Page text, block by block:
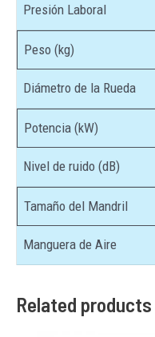
Presión Laboral
Peso (kg)
Diámetro de la Rueda
Potencia (kW)
Nivel de ruido (dB)
Tamaño del Mandril
Manguera de Aire
Related products